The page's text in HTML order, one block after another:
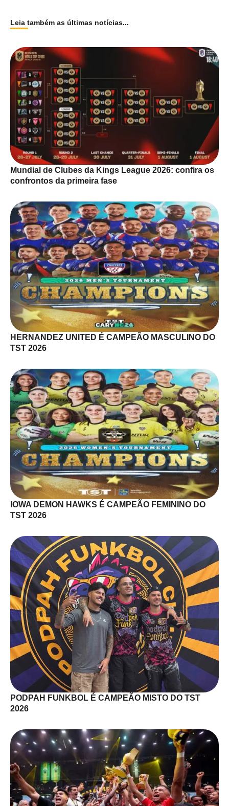
Leia também as últimas notícias...
Mundial de Clubes da Kings League 2026: confira os
confrontos da primeira fase
HERNANDEZ UNITED É CAMPEÃO MASCULINO DO
TST 2026
IOWA DEMON HAWKS É CAMPEÃO FEMININO DO
TST 2026
PODPAH FUNKBOL É CAMPEÃO MISTO DO TST
2026